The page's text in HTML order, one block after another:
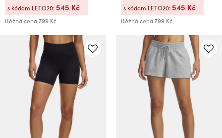
Běžná cena799 Kč
s kódem LETO20:545 Kč
Běžná cena799 Kč
s kódem LETO20:545 Kč